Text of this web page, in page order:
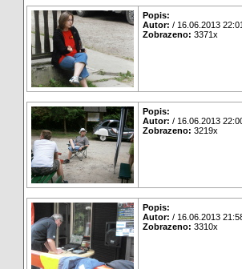
Popis:
Autor: / 16.06.2013
Zobrazeno: 3371x
Popis:
Autor: / 16.06.2013
Zobrazeno: 3219x
Popis:
Autor: / 16.06.2013
Zobrazeno: 3310x